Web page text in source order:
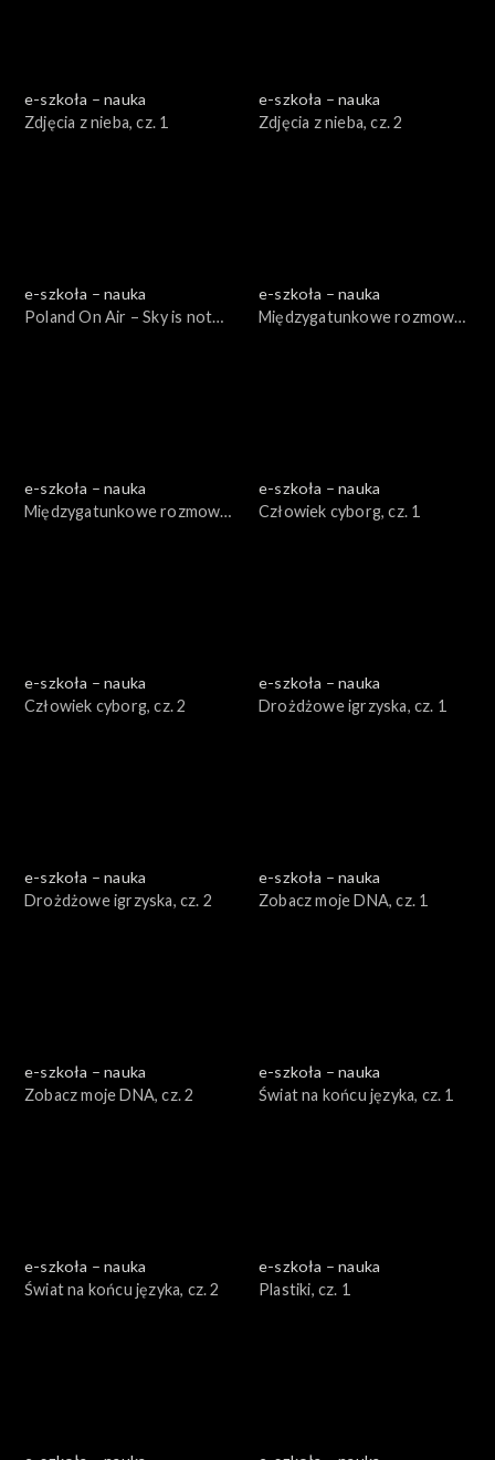
e-szkoła – nauka
Zdjęcia z nieba, cz. 1
e-szkoła – nauka
Zdjęcia z nieba, cz. 2
e-szkoła – nauka
Poland On Air – Sky is not
e-szkoła – nauka
Międzygatunkowe rozmowy,
e-szkoła – nauka
Międzygatunkowe rozmowy,
e-szkoła – nauka
Człowiek cyborg, cz. 1
e-szkoła – nauka
Człowiek cyborg, cz. 2
e-szkoła – nauka
Drożdżowe igrzyska, cz. 1
e-szkoła – nauka
Drożdżowe igrzyska, cz. 2
e-szkoła – nauka
Zobacz moje DNA, cz. 1
e-szkoła – nauka
Zobacz moje DNA, cz. 2
e-szkoła – nauka
Świat na końcu języka, cz. 1
e-szkoła – nauka
Świat na końcu języka, cz. 2
e-szkoła – nauka
Plastiki, cz. 1